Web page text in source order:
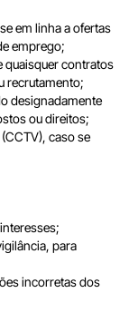
em linha a ofertas
emprego;
contratos
recrutamento;
designadamente
ou direitos;
caso se
para
incorretas dos